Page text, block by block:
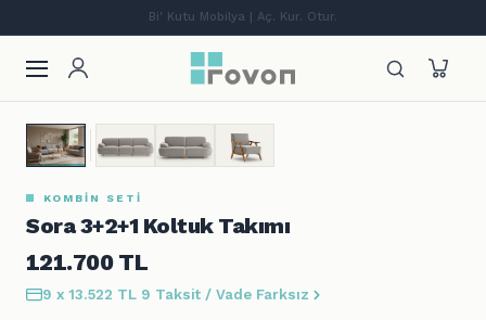
Lansmana özel %12 indirim + ilk siparişe %10
Sora 3+2+1 Koltuk Takımı
121.700TL
9 x 13.522 TL 9 Taksit / Vade Farksız